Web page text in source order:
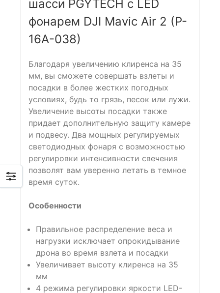
шасси PGYTECH c LED
фонарем DJI Mavic Air 2 (P-
16A-038)
Благодаря увеличению клиренса на 35
мм, вы сможете совершать взлеты и
посадки в более жестких погодных
условиях, будь то грязь, песок или лужи.
Увеличение высоты посадки также
придает дополнительную защиту камере
и подвесу. Два мощных регулируемых
светодиодных фонаря с возможностью
регулировки интенсивности свечения
позволят вам уверенно летать в темное
время суток.
Особенности
Правильное распределение веса и
нагрузки исключает опрокидывание
дрона во время взлета и посадки
Увеличивает высоту клиренса на 35
мм
4 режима регулировки яркости LED-